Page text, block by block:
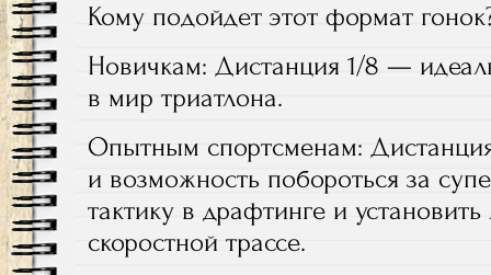
Кому подойдет этот формат
Новичкам: Дистанция 1/8 —
в мир триатлона.
Опытным спортсменам:
и возможность побороться за
тактику в драфтинге и
скоростной трассе.